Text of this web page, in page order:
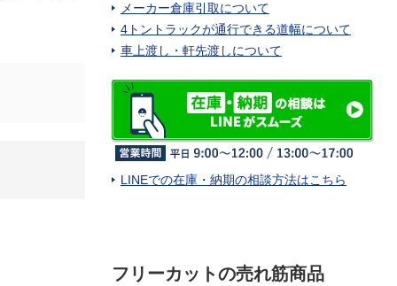
メーカー倉庫引取について
4トントラックが通行できる道幅について
車上渡し・軒先渡しについて
LINEでの在庫・納期の相談方法はこちら
フリーカットの売れ筋商品